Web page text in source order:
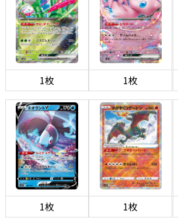
1枚 1枚
1枚 1枚